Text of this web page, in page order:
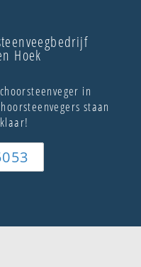
Hoek
in
staan